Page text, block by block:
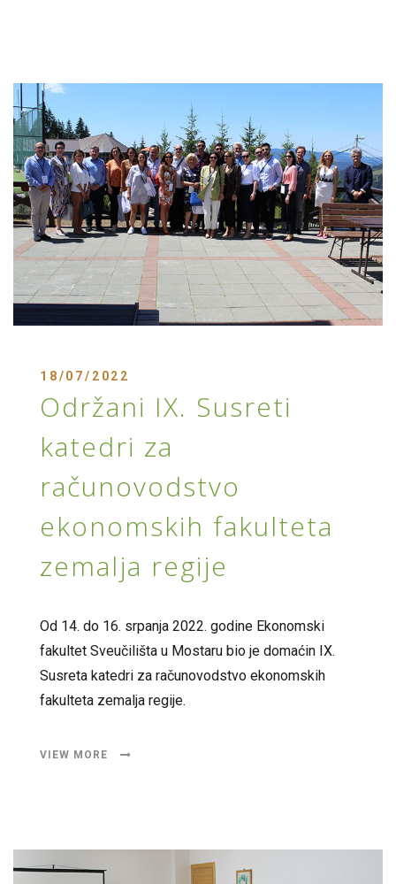
18/07/2022
Održani IX. Susreti
katedri za
računovodstvo
ekonomskih fakulteta
zemalja regije
Od 14. do 16. srpanja 2022. godine Ekonomski
fakultet Sveučilišta u Mostaru bio je domaćin IX.
Susreta katedri za računovodstvo ekonomskih
fakulteta zemalja regije.
VIEW MORE